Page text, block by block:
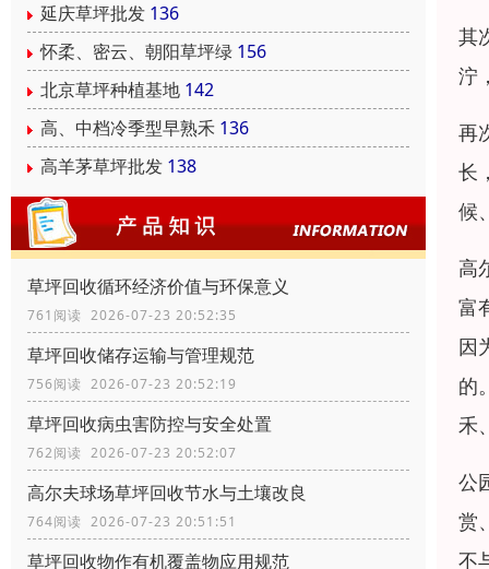
延庆草坪批发 136
怀柔、密云、朝阳草坪绿 156
北京草坪种植基地 142
高、中档冷季型早熟禾 136
高羊茅草坪批发 138
草坪回收循环经济价值与环保意义
761阅读 2026-07-23 20:52:35
草坪回收储存运输与管理规范
756阅读 2026-07-23 20:52:19
草坪回收病虫害防控与安全处置
762阅读 2026-07-23 20:52:07
高尔夫球场草坪回收节水与土壤改良
764阅读 2026-07-23 20:51:51
草坪回收物作有机覆盖物应用规范
其
泞
再
长
候
高
富
因
的
禾
公
赏
不